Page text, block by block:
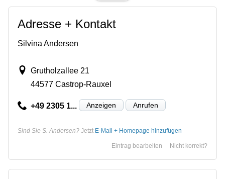
Adresse + Kontakt
Silvina Andersen
Grutholzallee 21
44577 Castrop-Rauxel
+49 2305 1... Anzeigen Anrufen
Sind Sie S. Andersen? Jetzt E-Mail + Homepage hinzufügen
Nicht korrekt?
Eintrag bearbeiten